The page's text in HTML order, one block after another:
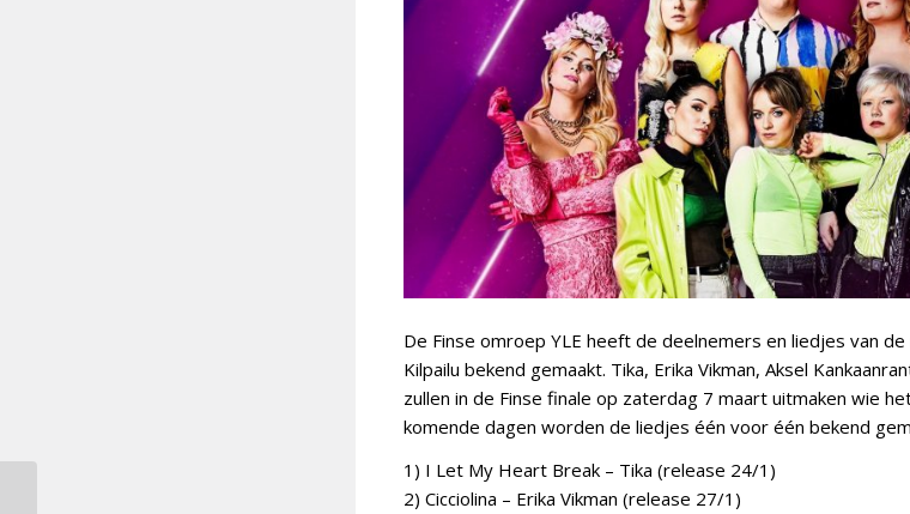
De Finse omroep YLE heeft de deelnemers en liedjes van
Kilpailu bekend gemaakt. Tika, Erika Vikman, Aksel
zullen in de Finse finale op zaterdag 7 maart uitmaken wie
komende dagen worden de liedjes één voor één bekend
1) I Let My Heart Break – Tika (release 24/1)
2) Cicciolina – Erika Vikman (release 27/1)